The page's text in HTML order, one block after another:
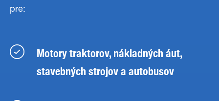
pre:
Motory traktorov, nákladných áut,
stavebných strojov a autobusov